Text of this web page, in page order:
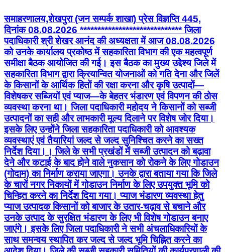
समाहरणालय,शेखपुरा (जन सम्पर्क शाखा) प्रेस विज्ञप्ति 445,
दिनांक 08.08.2026 ***************************** जिला
पदाधिकारी श्री शेखर आनंद की अध्यक्षता में आज 08.08.2026
को उनके कार्यालय प्रकोष्ठ में सहकारिता विभाग की एक महत्वपूर्ण
समीक्षा बैठक आयोजित की गई। इस बैठक का मुख्य उद्देश्य जिले में
सहकारिता विभाग द्वारा क्रियान्वित योजनाओं को गति देना और जिलें
के किसानों के आर्थिक हितों की रक्षा करना और कृषि उत्पादों—
विशेषकर सब्जियों एवं प्याज—के बेहतर भंडारण एवं विपणन की ठोस
व्यवस्था करना था। जिला पदाधिकारी महोदय ने किसानों को सब्जी
उत्पादनों का सही और लाभकारी मूल्य दिलाने पर विशेष जोर दिया।
इसके लिए उन्होंने जिला सहकारिता पदाधिकारी को आवश्यक
व्यवस्थाएं एवं तैयारियां जल्द से जल्द सुनिश्चित करने का सख्त
निर्देश दिया।। जिले के सभी प्रखंडों में सब्जी उत्पादन को बढ़ावा
देने और कटाई के बाद होने वाले नुकसान को रोकने के लिए गोडाउन
(गोदाम) का निर्माण कराया जाएगा। उनके द्वारा बताया गया कि जिले
के चारों नगर निकायों में गोडाउन निर्माण के लिए उपयुक्त भूमि को
चिन्हित करने का निर्देश दिया गया। प्याज भंडारण व्यवस्था हेतु
प्याज उत्पादक किसानों को बाजार के उतार-चढ़ाव से बचाने और
उनके उत्पाद के सुरक्षित भंडारण के लिए भी विशेष गोडाउन बनाए
जाएंगे। इसके लिए जिला पदाधिकारी ने सभी अंचलाधिकारियों के
साथ समन्वय स्थापित कर जल्द से जल्द भूमि चिह्नित करने का